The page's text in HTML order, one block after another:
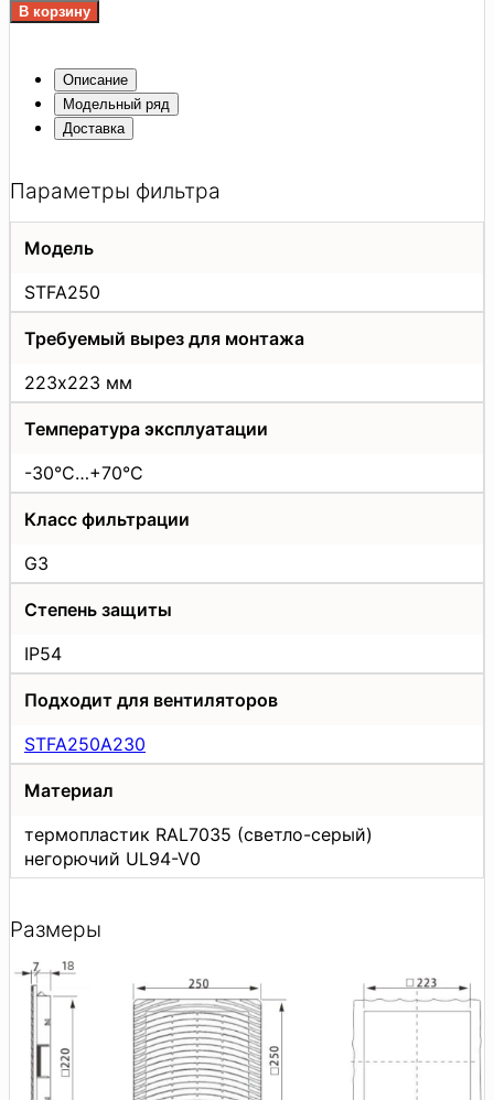
Описание
Модельный ряд
Доставка
Параметры фильтрa
Модель
STFA250
Требуемый вырез для монтажа
223х223 мм
Температура эксплуатации
-30°C…+70°C
Класс фильтрации
G3
Степень защиты
IP54
Подходит для вентиляторов
STFA250A230
Материал
термопластик RAL7035 (светло-серый)
негорючий UL94-V0
Размеры